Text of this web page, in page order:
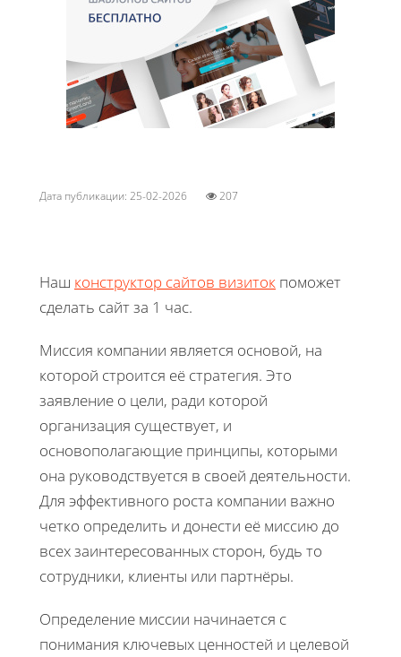
Дата публикации: 25-02-2026 207
Наш конструктор сайтов визиток поможет
сделать сайт за 1 час.
Миссия компании является основой, на
которой строится её стратегия. Это
заявление о цели, ради которой
организация существует, и
основополагающие принципы, которыми
она руководствуется в своей деятельности.
Для эффективного роста компании важно
четко определить и донести её миссию до
всех заинтересованных сторон, будь то
сотрудники, клиенты или партнёры.
Определение миссии начинается с
понимания ключевых ценностей и целевой